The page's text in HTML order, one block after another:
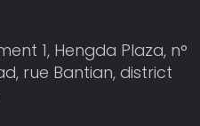
1, Hengda Plaza, n°
rue Bantian, district